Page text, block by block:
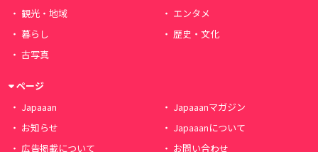
観光・地域
エンタメ
暮らし
歴史・文化
古写真
ページ
Japaaan
Japaaanマガジン
お知らせ
Japaaanについて
広告掲載について
お問い合わせ